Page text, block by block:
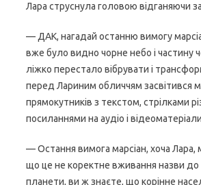
Лара струснула головою відганяючи
— ДАК, нагадай останню вимогу
вже було видно чорне небо і частину
ліжко перестало вібрувати і
перед Лариним обличчям засвітився
прямокутників з текстом, стрілками
посиланнями на аудіо і
— Остання вимога марсіан, хоча Лара,
що це не коректне вживання назви до
планети, ви ж знаєте, що корінне